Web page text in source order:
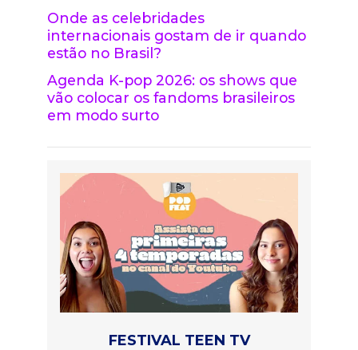
Onde as celebridades
internacionais gostam de ir quando
estão no Brasil?
Agenda K-pop 2026: os shows que
vão colocar os fandoms brasileiros
em modo surto
FESTIVAL TEEN TV